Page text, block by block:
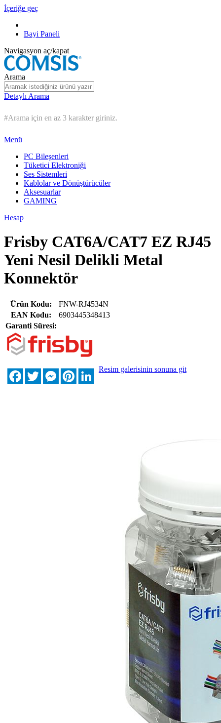
İçeriğe geç
Bayi Paneli
Navigasyon aç/kapat
Arama
Detaylı Arama
#Arama için en az 3 karakter giriniz.
Menü
PC Bileşenleri
Tüketici Elektroniği
Ses Sistemleri
Kablolar ve Dönüştürücüler
Aksesuarlar
GAMING
Hesap
Frisby CAT6A/CAT7 EZ RJ45
Yeni Nesil Delikli Metal
Konnektör
Ürün Kodu:
FNW-RJ4534N
EAN Kodu:
6903445348413
Garanti Süresi:
FacebookTwitterMessengerPinterestLinkedIn
Resim galerisinin sonuna git